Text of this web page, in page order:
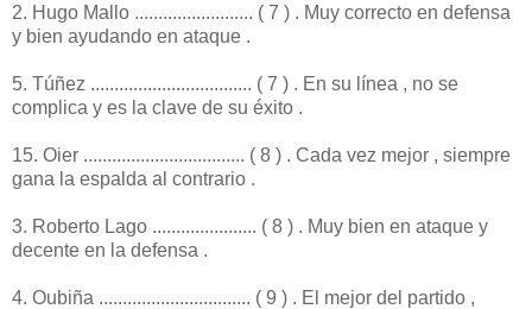
2. Hugo Mallo ......................... ( 7 ) . Muy correcto en defensa
y bien ayudando en ataque .
5. Túñez .................................. ( 7 ) . En su línea , no se
complica y es la clave de su éxito .
15. Oier .................................. ( 8 ) . Cada vez mejor , siempre
gana la espalda al contrario .
3. Roberto Lago ...................... ( 8 ) . Muy bien en ataque y
decente en la defensa .
4. Oubiña ................................ ( 9 ) . El mejor del partido ,